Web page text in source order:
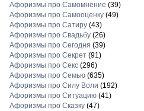
Афоризмы про Самомнение (39)
Афоризмы про Самооценку(49)
Афоризмы про Сатиру(43)
Афоризмы про Свадьбу(26)
Афоризмы про Сегодня (39)
Афоризмы про Секрет(91)
Афоризмы про Секс(296)
Афоризмы про Семью(635)
Афоризмы про Силу Воли (192)
Афоризмы про Ситуацию(41)
Афоризмы про Сказку(47)